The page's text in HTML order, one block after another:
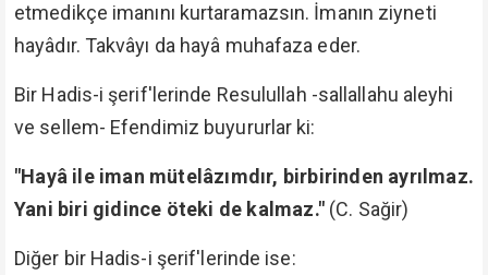
etmedikçe imanını kurtaramazsın. İmanın ziyneti
hayâdır. Takvâyı da hayâ muhafaza eder.
Bir Hadis-i şerif'lerinde Resulullah -sallallahu aleyhi
ve sellem- Efendimiz buyururlar ki:
"Hayâ ile iman mütelâzımdır, birbirinden ayrılmaz.
Yani biri gidince öteki de kalmaz." (C. Sağir)
Diğer bir Hadis-i şerif'lerinde ise: